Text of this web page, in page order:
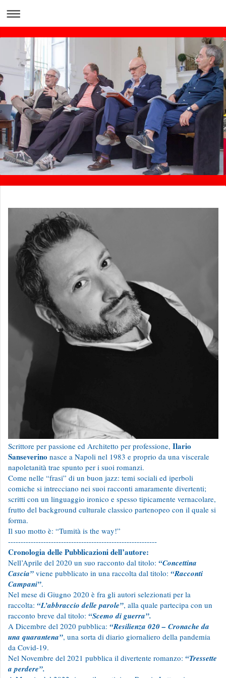
Scrittore per passione ed Architetto per professione, Ilario
Sanseverino nasce a Napoli nel 1983 e proprio da una viscerale
napoletanità trae spunto per i suoi romanzi.
Come nelle “frasi” di un buon jazz: temi sociali ed iperboli
comiche si intrecciano nei suoi racconti amaramente divertenti;
scritti con un linguaggio ironico e spesso tipicamente vernacolare,
frutto del background culturale classico partenopeo con il quale si
forma.
Il suo motto è: “Tumità is the way!”
-----------------------------------------------------------
Cronologia delle Pubblicazioni dell’autore:
Nell’Aprile del 2020 un suo racconto dal titolo: “Concettina
Cascia” viene pubblicato in una raccolta dal titolo: “Racconti
Campani”.
Nel mese di Giugno 2020 è fra gli autori selezionati per la
raccolta: “L’abbraccio delle parole”, alla quale partecipa con un
racconto breve dal titolo: “Scemo di guerra”.
A Dicembre del 2020 pubblica: “Resilienza 020 – Cronache da
una quarantena”, una sorta di diario giornaliero della pandemia
da Covid-19.
Nel Novembre del 2021 pubblica il divertente romanzo: “Tressette
a perdere”.